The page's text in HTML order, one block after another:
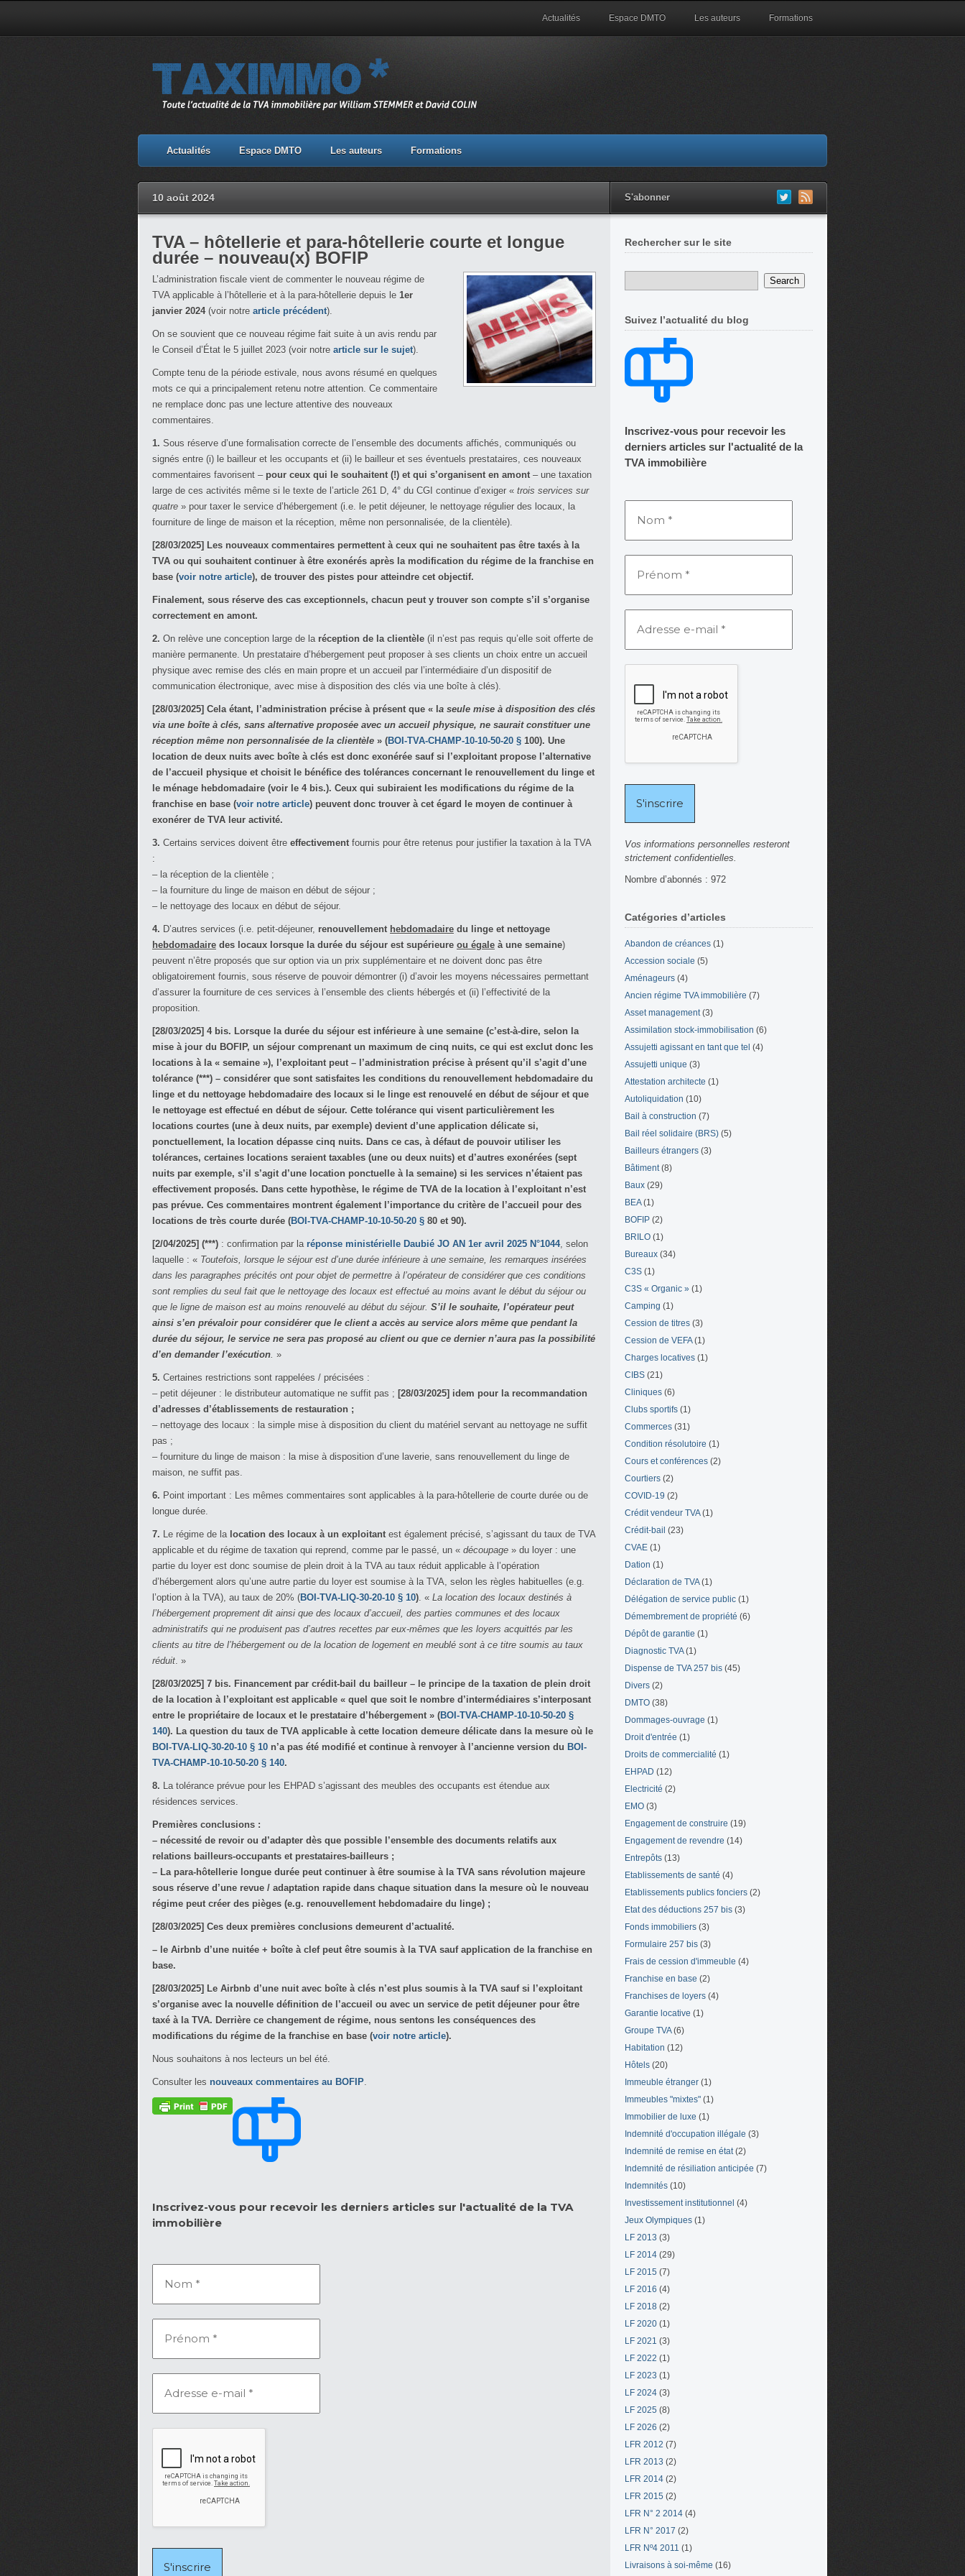
Actualités Espace DMTO Les auteurs Formations
Actualités Espace DMTO Les auteurs Formations
10 août 2024 S'abonner
TVA – hôtellerie et para-hôtellerie courte et longue
durée – nouveau(x) BOFIP
L’administration fiscale vient de commenter le nouveau régime de
TVA applicable à l’hôtellerie et à la para-hôtellerie depuis le 1er
janvier 2024(voir notre article précédent).
On se souvient que ce nouveau régime fait suite à un avis rendu par
le Conseil d’État le 5 juillet 2023 (voir notre article sur le sujet).
Compte tenu de la période estivale, nous avons résumé en quelques
mots ce qui a principalement retenu notre attention. Ce commentaire
ne remplace donc pas une lecture attentive des nouveaux
commentaires.
1. Sous réserve d’une formalisation correcte de l’ensemble des documents affichés, communiqués ou
signés entre (i) le bailleur et les occupants et (ii) le bailleur et ses éventuels prestataires, ces nouveaux
commentaires favorisent – pour ceux qui le souhaitent (!) et qui s’organisent en amont – une taxation
large de ces activités même si le texte de l’article 261 D, 4° du CGI continue d’exiger « trois services sur
quatre » pour taxer le service d’hébergement (i.e. le petit déjeuner, le nettoyage régulier des locaux, la
fourniture de linge de maison et la réception, même non personnalisée, de la clientèle).
[28/03/2025] Les nouveaux commentaires permettent à ceux qui ne souhaitent pas être taxés à la
TVA ou qui souhaitent continuer à être exonérés après la modification du régime de la franchise en
base (voir notre article), de trouver des pistes pour atteindre cet objectif.
Finalement, sous réserve des cas exceptionnels, chacun peut y trouver son compte s’il s’organise
correctement en amont.
2. On relève une conception large de la réception de la clientèle (il n’est pas requis qu’elle soit offerte de
manière permanente. Un prestataire d’hébergement peut proposer à ses clients un choix entre un accueil
physique avec remise des clés en main propre et un accueil par l’intermédiaire d’un dispositif de
communication électronique, avec mise à disposition des clés via une boîte à clés).
[28/03/2025] Cela étant, l’administration précise à présent que « l a seule mise à disposition des clés
via une boîte à clés, sans alternative proposée avec un accueil physique, ne saurait constituer une
réception même non personnalisée de la clientèle » (BOI-TVA-CHAMP-10-10-50-20 § 100). Une
location de deux nuits avec boîte à clés est donc exonérée sauf si l’exploitant propose l’alternative
de l’accueil physique et choisit le bénéfice des tolérances concernant le renouvellement du linge et
le ménage hebdomadaire (voir le 4 bis.). Ceux qui subiraient les modifications du régime de la
franchise en base (voir notre article) peuvent donc trouver à cet égard le moyen de continuer à
exonérer de TVA leur activité.
3. Certains services doivent être effectivement fournis pour être retenus pour justifier la taxation à la TVA
:
– la réception de la clientèle ;
– la fourniture du linge de maison en début de séjour ;
– le nettoyage des locaux en début de séjour.
4. D’autres services (i.e. petit-déjeuner, renouvellement hebdomadaire du linge et nettoyage
hebdomadaire des locaux lorsque la durée du séjour est supérieure ou égale à une semaine)
peuvent n’être proposés que sur option via un prix supplémentaire et ne doivent donc pas être
obligatoirement fournis, sous réserve de pouvoir démontrer (i) d’avoir les moyens nécessaires permettant
d’assurer la fourniture de ces services à l’ensemble des clients hébergés et (ii) l’effectivité de la
proposition.
[28/03/2025] 4 bis. Lorsque la durée du séjour est inférieure à une semaine (c’est-à-dire, selon la
mise à jour du BOFIP, un séjour comprenant un maximum de cinq nuits, ce qui est exclut donc les
locations à la « semaine »), l’exploitant peut – l’administration précise à présent qu’il s’agit d’une
tolérance (***) – considérer que sont satisfaites les conditions du renouvellement hebdomadaire du
linge et du nettoyage hebdomadaire des locaux si le linge est renouvelé en début de séjour et que
le nettoyage est effectué en début de séjour. Cette tolérance qui visent particulièrement les
locations courtes (une à deux nuits, par exemple) devient d’une application délicate si,
ponctuellement, la location dépasse cinq nuits. Dans ce cas, à défaut de pouvoir utiliser les
tolérances, certaines locations seraient taxables (une ou deux nuits) et d’autres exonérées (sept
nuits par exemple, s’il s’agit d’une location ponctuelle à la semaine) si les services n’étaient pas
effectivement proposés. Dans cette hypothèse, le régime de TVA de la location à l’exploitant n’est
pas prévue. Ces commentaires montrent également l’importance du critère de l’accueil pour des
locations de très courte durée (BOI-TVA-CHAMP-10-10-50-20 § 80 et 90).
[2/04/2025] (***) : confirmation par la réponse ministérielle Daubié JO AN 1er avril 2025 N°1044, selon
laquelle : « Toutefois, lorsque le séjour est d’une durée inférieure à une semaine, les remarques insérées
dans les paragraphes précités ont pour objet de permettre à l’opérateur de considérer que ces conditions
sont remplies du seul fait que le nettoyage des locaux est effectué au moins avant le début du séjour ou
que le ligne de maison est au moins renouvelé au début du séjour. S’il le souhaite, l’opérateur peut
ainsi s’en prévaloir pour considérer que le client a accès au service alors même que pendant la
durée du séjour, le service ne sera pas proposé au client ou que ce dernier n’aura pas la possibilité
d’en demander l’exécution. »
5. Certaines restrictions sont rappelées / précisées :
– petit déjeuner : le distributeur automatique ne suffit pas ; [28/03/2025] idem pour la recommandation
d’adresses d’établissements de restauration ;
– nettoyage des locaux : la simple mise à disposition du client du matériel servant au nettoyage ne suffit
pas ;
– fourniture du linge de maison : la mise à disposition d’une laverie, sans renouvellement du linge de
maison, ne suffit pas.
6. Point important : Les mêmes commentaires sont applicables à la para-hôtellerie de courte durée ou de
longue durée.
7. Le régime de la location des locaux à un exploitant est également précisé, s’agissant du taux de TVA
applicable et du régime de taxation qui reprend, comme par le passé, un « découpage » du loyer : une
partie du loyer est donc soumise de plein droit à la TVA au taux réduit applicable à l’opération
d’hébergement alors qu’une autre partie du loyer est soumise à la TVA, selon les règles habituelles (e.g.
l’option à la TVA), au taux de 20% (BOI-TVA-LIQ-30-20-10 § 10). « La location des locaux destinés à
l’hébergement proprement dit ainsi que des locaux d’accueil, des parties communes et des locaux
administratifs qui ne produisent pas d’autres recettes par eux-mêmes que les loyers acquittés par les
clients au titre de l’hébergement ou de la location de logement en meublé sont à ce titre soumis au taux
réduit. »
[28/03/2025] 7 bis. Financement par crédit-bail du bailleur – le principe de la taxation de plein droit
de la location à l’exploitant est applicable « quel que soit le nombre d’intermédiaires s’interposant
entre le propriétaire de locaux et le prestataire d’hébergement » (BOI-TVA-CHAMP-10-10-50-20 §
140). La question du taux de TVA applicable à cette location demeure délicate dans la mesure où le
BOI-TVA-LIQ-30-20-10 § 10 n’a pas été modifié et continue à renvoyer à l’ancienne version du BOI-
TVA-CHAMP-10-10-50-20 § 140.
8. La tolérance prévue pour les EHPAD s’agissant des meubles des occupants est étendue aux
résidences services.
Premières conclusions :
– nécessité de revoir ou d’adapter dès que possible l’ensemble des documents relatifs aux
relations bailleurs-occupants et prestataires-bailleurs ;
– La para-hôtellerie longue durée peut continuer à être soumise à la TVA sans révolution majeure
sous réserve d’une revue / adaptation rapide dans chaque situation dans la mesure où le nouveau
régime peut créer des pièges (e.g. renouvellement hebdomadaire du linge) ;
[28/03/2025] Ces deux premières conclusions demeurent d’actualité.
– le Airbnb d’une nuitée + boîte à clef peut être soumis à la TVA sauf application de la franchise en
base.
[28/03/2025] Le Airbnb d’une nuit avec boîte à clés n’est plus soumis à la TVA sauf si l’exploitant
s’organise avec la nouvelle définition de l’accueil ou avec un service de petit déjeuner pour être
taxé à la TVA. Derrière ce changement de régime, nous sentons les conséquences des
modifications du régime de la franchise en base (voir notre article).
Nous souhaitons à nos lecteurs un bel été.
Consulter les nouveaux commentaires au BOFIP.
Inscrivez-vous pour recevoir les derniers articles sur l'actualité de la TVA
immobilière
Rechercher sur le site
Suivez l’actualité du blog
Inscrivez-vous pour recevoir les
derniers articles sur l'actualité de la
TVA immobilière
Vos informations personnelles resteront
strictement confidentielles.
Nombre d’abonnés : 972
Catégories d’articles
Abandon de créances (1)
Accession sociale (5)
Aménageurs (4)
Ancien régime TVA immobilière (7)
Asset management(3)
Assimilation stock-immobilisation (6)
Assujetti agissant en tant que tel (4)
Assujetti unique (3)
Attestation architecte (1)
Autoliquidation (10)
Bail à construction (7)
Bail réel solidaire (BRS) (5)
Bailleurs étrangers (3)
Bâtiment(8)
Baux (29)
BEA(1)
BOFIP (2)
BRILO (1)
Bureaux (34)
C3S (1)
C3S « Organic » (1)
Camping (1)
Cession de titres (3)
Cession de VEFA(1)
Charges locatives (1)
CIBS (21)
Cliniques (6)
Clubs sportifs (1)
Commerces (31)
Condition résolutoire (1)
Cours et conférences (2)
Courtiers (2)
COVID-19 (2)
Crédit vendeur TVA(1)
Crédit-bail (23)
CVAE (1)
Dation (1)
Déclaration de TVA(1)
Délégation de service public (1)
Démembrement de propriété (6)
Dépôt de garantie (1)
Diagnostic TVA(1)
Dispense de TVA 257 bis (45)
Divers (2)
DMTO (38)
Dommages-ouvrage (1)
Droit d'entrée (1)
Droits de commercialité (1)
EHPAD (12)
Electricité (2)
EMO (3)
Engagement de construire (19)
Engagement de revendre (14)
Entrepôts (13)
Etablissements de santé (4)
Etablissements publics fonciers (2)
Etat des déductions 257 bis (3)
Fonds immobiliers (3)
Formulaire 257 bis (3)
Frais de cession d'immeuble (4)
Franchise en base (2)
Franchises de loyers (4)
Garantie locative (1)
Groupe TVA(6)
Habitation (12)
Hôtels (20)
Immeuble étranger (1)
Immeubles "mixtes" (1)
Immobilier de luxe (1)
Indemnité d'occupation illégale (3)
Indemnité de remise en état(2)
Indemnité de résiliation anticipée (7)
Indemnités (10)
Investissement institutionnel (4)
Jeux Olympiques (1)
LF 2013 (3)
LF 2014 (29)
LF 2015 (7)
LF 2016 (4)
LF 2018 (2)
LF 2020 (1)
LF 2021 (3)
LF 2022 (1)
LF 2023 (1)
LF 2024 (3)
LF 2025 (8)
LF 2026 (2)
LFR 2012 (7)
LFR 2013 (2)
LFR 2014 (2)
LFR 2015 (2)
LFR N° 2 2014 (4)
LFR N° 2017 (2)
LFR Nº4 2011 (1)
Livraisons à soi-même (16)